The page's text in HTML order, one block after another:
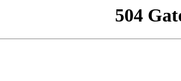
504